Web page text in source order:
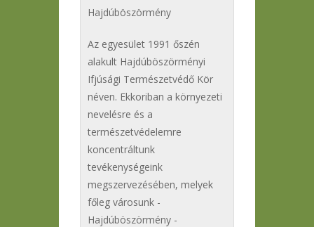
Hajdúböszörmény
Az egyesület 1991 őszén
alakult Hajdúböszörményi
Ifjúsági Természetvédő Kör
néven. Ekkoriban a környezeti
nevelésre és a
természetvédelemre
koncentráltunk
tevékenységeink
megszervezésében, melyek
főleg városunk -
Hajdúböszörmény -